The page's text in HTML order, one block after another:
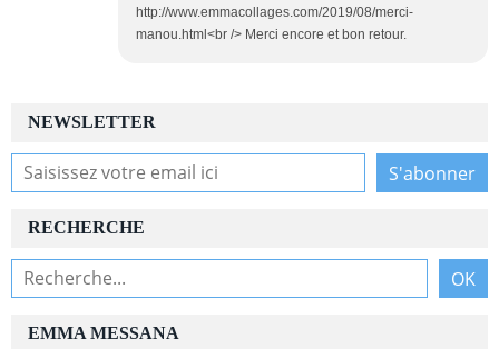
http://www.emmacollages.com/2019/08/merci-
manou.html<br /> Merci encore et bon retour.
NEWSLETTER
RECHERCHE
EMMA MESSANA